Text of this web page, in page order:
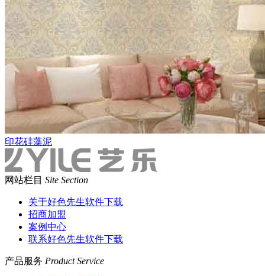
印花硅藻泥
网站栏目 Site Section
关于好色先生软件下载
招商加盟
案例中心
联系好色先生软件下载
产品服务 Product Service